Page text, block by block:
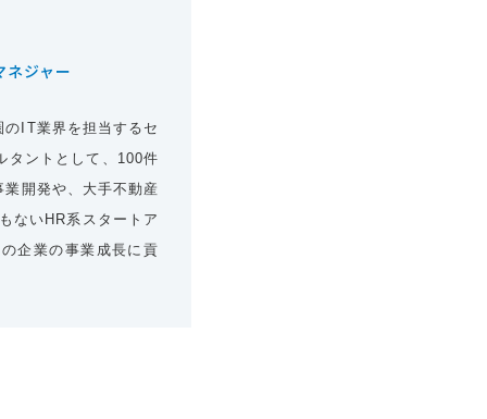
ジャー
IT業界を担当するセ
タントとして、100件
開発や、大手不動産
ないHR系スタートア
企業の事業成長に貢